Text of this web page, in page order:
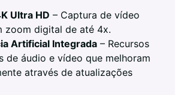
Ultra HD – Captura de vídeo
zoom digital de até 4x.
Artificial Integrada – Recursos
de áudio e vídeo que melhoram
através de atualizações